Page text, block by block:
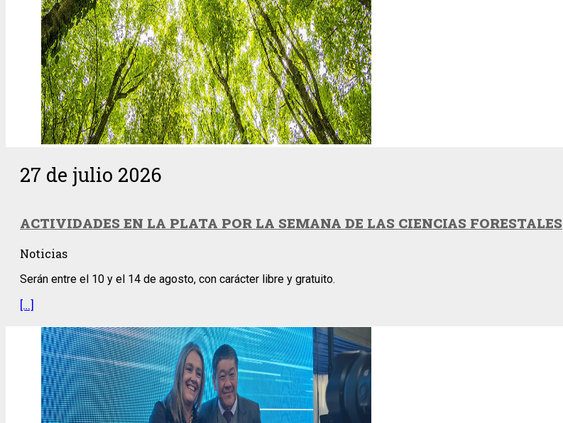
27 de julio 2026
ACTIVIDADES EN LA PLATA POR LA SEMANA DE LAS CIENCIAS FORESTALES
Noticias
Serán entre el 10 y el 14 de agosto, con carácter libre y gratuito.
[…]